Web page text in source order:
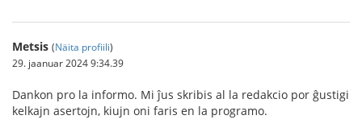
Metsis (Näita profiili)
29. jaanuar 2024 9:34.39
Dankon pro la informo. Mi ĵus skribis al la redakcio por ĝustigi
kelkajn asertojn, kiujn oni faris en la programo.